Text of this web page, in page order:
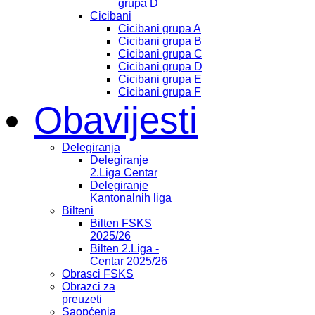
grupa D
Cicibani
Cicibani grupa A
Cicibani grupa B
Cicibani grupa C
Cicibani grupa D
Cicibani grupa E
Cicibani grupa F
Obavijesti
Delegiranja
Delegiranje
2.Liga Centar
Delegiranje
Kantonalnih liga
Bilteni
Bilten FSKS
2025/26
Bilten 2.Liga -
Centar 2025/26
Obrasci FSKS
Obrazci za
preuzeti
Saopćenja